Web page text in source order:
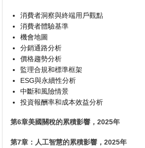
消費者洞察與終端用戶觀點
消費者體驗基準
機會地圖
分銷通路分析
價格趨勢分析
監理合規和標準框架
ESG與永續性分析
中斷和風險情景
投資報酬率和成本效益分析
第6章美國關稅的累積影響，2025年
第7章：人工智慧的累積影響，2025年